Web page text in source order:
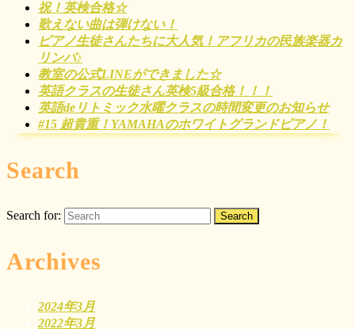
祝！英検合格☆
歌えない曲は弾けない！
ピアノ生徒さんたちに大人気！アフリカの民族楽器カ
リンバ♪
教室の公式LINEができました☆
英語クラスの生徒さん英検5級合格！！！
英語deリトミック水曜クラスの時間変更のお知らせ
#15 超貴重！YAMAHAのホワイトグランドピアノ！
Search
Search for:
Archives
2024年3月
2022年3月